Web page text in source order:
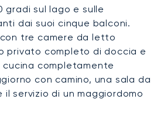
gradi sul lago e sulle
dai suoi cinque balconi.
tre camere da letto
privato completo di doccia e
cucina completamente
con camino, una sala da
il servizio di un maggiordomo